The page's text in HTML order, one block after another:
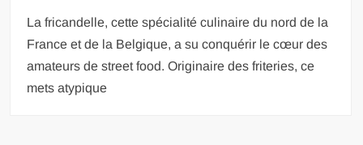
La fricandelle, cette spécialité culinaire du nord de la
France et de la Belgique, a su conquérir le cœur des
amateurs de street food. Originaire des friteries, ce
mets atypique